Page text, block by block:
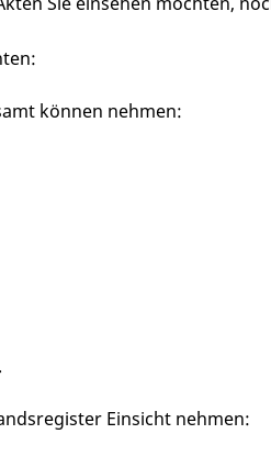
können nehmen:
Einsicht nehmen: